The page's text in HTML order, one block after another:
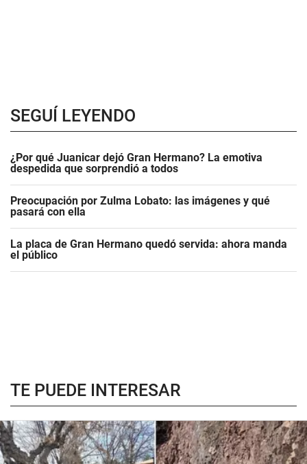
SEGUÍ LEYENDO
¿Por qué Juanicar dejó Gran Hermano? La emotiva
despedida que sorprendió a todos
Preocupación por Zulma Lobato: las imágenes y qué
pasará con ella
La placa de Gran Hermano quedó servida: ahora manda
el público
TE PUEDE INTERESAR